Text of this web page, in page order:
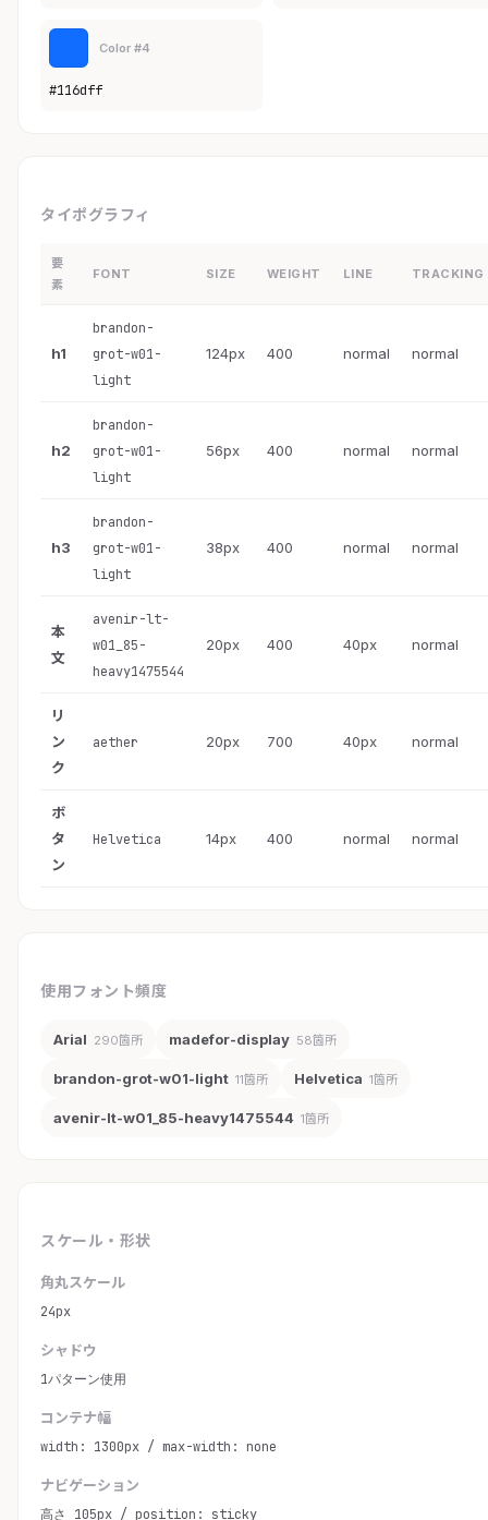
Color #4
#116dff
タイポグラフィ
要
素
FONT SIZE WEIGHT LINE TRACKING
h1
brandon-
grot-w01-
light
124px 400 normal normal
h2
brandon-
grot-w01-
light
56px 400 normal normal
h3
brandon-
grot-w01-
light
38px 400 normal normal
本
文
avenir-lt-
w01_85-
heavy1475544
20px 400 40px normal
リ
ン
ク
aether 20px 700 40px normal
ボ
タ
ン
Helvetica 14px 400 normal normal
使用フォント頻度
Arial 290箇所 madefor-display 58箇所
brandon-grot-w01-light 11箇所 Helvetica 1箇所
avenir-lt-w01_85-heavy1475544 1箇所
スケール・形状
角丸スケール
24px
シャドウ
1パターン使用
コンテナ幅
width: 1300px / max-width: none
ナビゲーション
高さ 105px / position: sticky